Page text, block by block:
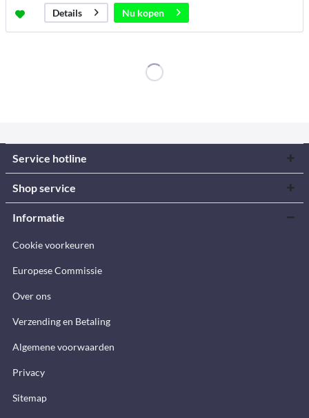
Details
Nu kopen
Service hotline
Shop service
Informatie
Cookie voorkeuren
Europese Commissie
Over ons
Verzending en Betaling
Algemene voorwaarden
Privacy
Sitemap